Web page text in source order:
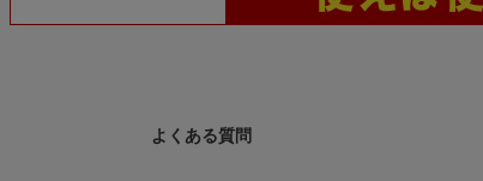
よくある質問